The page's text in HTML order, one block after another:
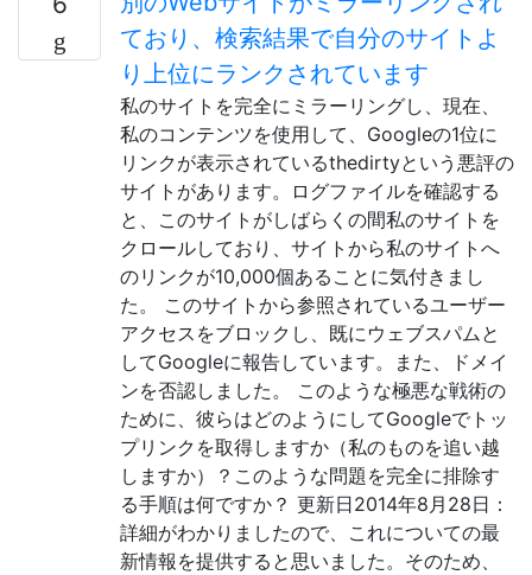
ており、検索結果で自分のサイトよ
り上位にランクされています
私のサイトを完全にミラーリングし、現在、
私のコンテンツを使用して、Googleの1位に
リンクが表示されているthedirtyという悪評の
サイトがあります。ログファイルを確認する
と、このサイトがしばらくの間私のサイトを
クロールしており、サイトから私のサイトへ
のリンクが10,000個あることに気付きまし
た。 このサイトから参照されているユーザー
アクセスをブロックし、既にウェブスパムと
してGoogleに報告しています。また、ドメイ
ンを否認しました。 このような極悪な戦術の
ために、彼らはどのようにしてGoogleでトッ
プリンクを取得しますか（私のものを追い越
しますか）？このような問題を完全に排除す
る手順は何ですか？ 更新日2014年8月28日：
詳細がわかりましたので、これについての最
新情報を提供すると思いました。そのため、